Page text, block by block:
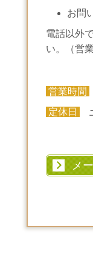
お問
電話以外
い。（営
営業時間
定休日
メ